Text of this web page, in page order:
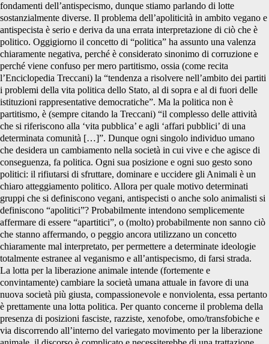
fondamenti dell’antispecismo, dunque stiamo parlando di lotte
sostanzialmente diverse. Il problema dell’apoliticità in ambito vegano e
antispecista è serio e deriva da una errata interpretazione di ciò che è
politico. Oggigiorno il concetto di “politica” ha assunto una valenza
chiaramente negativa, perché è considerato sinonimo di corruzione e
perché viene confuso per mero partitismo, ossia (come recita
l’Enciclopedia Treccani) la “tendenza a risolvere nell’ambito dei partiti
i problemi della vita politica dello Stato, al di sopra e al di fuori delle
istituzioni rappresentative democratiche”. Ma la politica non è
partitismo, è (sempre citando la Treccani) “il complesso delle attività
che si riferiscono alla ‘vita pubblica’ e agli ‘affari pubblici’ di una
determinata comunità […]”. Dunque ogni singolo individuo umano
che desidera un cambiamento nella società in cui vive e che agisce di
conseguenza, fa politica. Ogni sua posizione e ogni suo gesto sono
politici: il rifiutarsi di sfruttare, dominare e uccidere gli Animali è un
chiaro atteggiamento politico. Allora per quale motivo determinati
gruppi che si definiscono vegani, antispecisti o anche solo animalisti si
definiscono “apolitici”? Probabilmente intendono semplicemente
affermare di essere “apartitici”, o (molto) probabilmente non sanno ciò
che stanno affermando, o peggio ancora utilizzano un concetto
chiaramente mal interpretato, per permettere a determinate ideologie
totalmente estranee al veganismo e all’antispecismo, di farsi strada.
La lotta per la liberazione animale intende (fortemente e
convintamente) cambiare la società umana attuale in favore di una
nuova società più giusta, compassionevole e nonviolenta, essa pertanto
è prettamente una lotta politica. Per quanto concerne il problema della
presenza di posizioni fasciste, razziste, xenofobe, omo/transfobiche e
via discorrendo all’interno del variegato movimento per la liberazione